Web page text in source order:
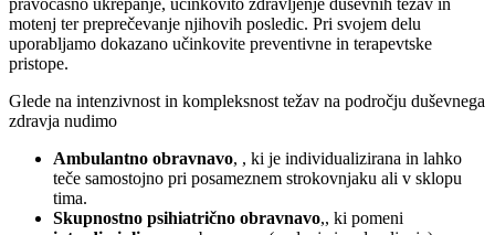
pravočasno ukrepanje, učinkovito zdravljenje duševnih težav in
motenj ter preprečevanje njihovih posledic. Pri svojem delu
uporabljamo dokazano učinkovite preventivne in terapevtske
pristope.
Glede na intenzivnost in kompleksnost težav na področju duševnega
zdravja nudimo
Ambulantno obravnavo, , ki je individualizirana in lahko
teče samostojno pri posameznem strokovnjaku ali v sklopu
tima.
Skupnostno psihiatrično obravnavo,, ki pomeni